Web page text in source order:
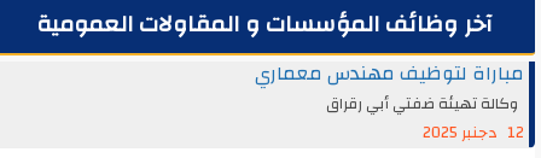
آخر وظائف المؤسسات و المقاولات العمومية
مباراة لتوظيف مهندس معماري
وكالة تهيئة ضفتي أبي رقراق
12 دجنبر 2025